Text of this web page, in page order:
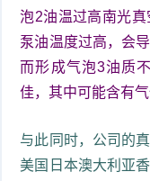
泡2油温过高南光
泵油温度过高，会
而形成气泡3油质
佳，其中可能含有气
与此同时，公司的
美国日本澳大利亚